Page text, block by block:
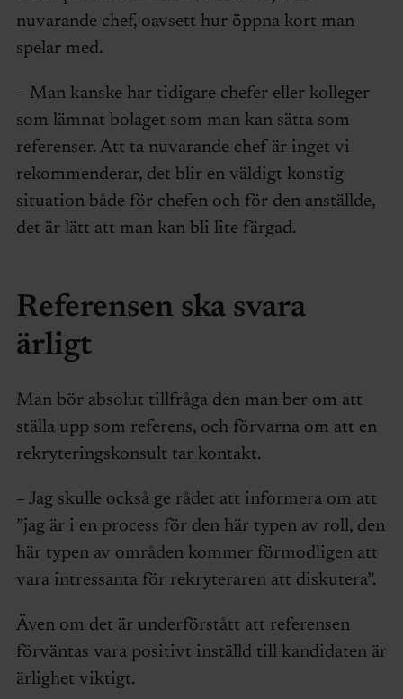
nuvarande chef, oavsett hur öppna kort man
spelar med.
– Man kanske har tidigare chefer eller kolleger
som lämnat bolaget som man kan sätta som
referenser. Att ta nuvarande chef är inget vi
rekommenderar, det blir en väldigt konstig
situation både för chefen och för den anställde,
det är lätt att man kan bli lite färgad.
Referensen ska svara
ärligt
Man bör absolut tillfråga den man ber om att
ställa upp som referens, och förvarna om att en
rekryteringskonsult tar kontakt.
– Jag skulle också ge rådet att informera om att
”jag är i en process för den här typen av roll, den
här typen av områden kommer förmodligen att
vara intressanta för rekryteraren att diskutera”.
Även om det är underförstått att referensen
förväntas vara positivt inställd till kandidaten är
ärlighet viktigt.